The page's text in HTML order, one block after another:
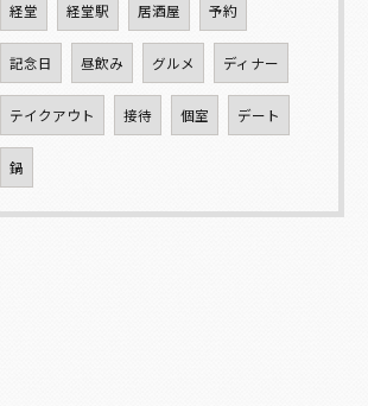
経堂 経堂駅 居酒屋 予約
記念日 昼飲み グルメ ディナー
テイクアウト 接待 個室 デート
鍋